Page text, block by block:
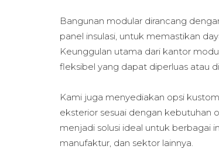
Bangunan modular dirancang
panel insulasi, untuk memastikan
Keunggulan utama dari kantor
fleksibel yang dapat diperluas atau
Kami juga menyediakan opsi
eksterior sesuai dengan kebutuhan
menjadi solusi ideal untuk berbagai
manufaktur, dan sektor lainnya.